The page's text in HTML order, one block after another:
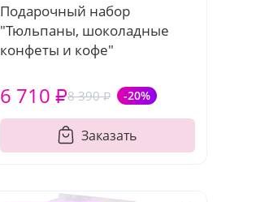
Подарочный набор
"Тюльпаны, шоколадные
конфеты и кофе"
8 390 ₽ -20%
6 710 ₽
Заказать